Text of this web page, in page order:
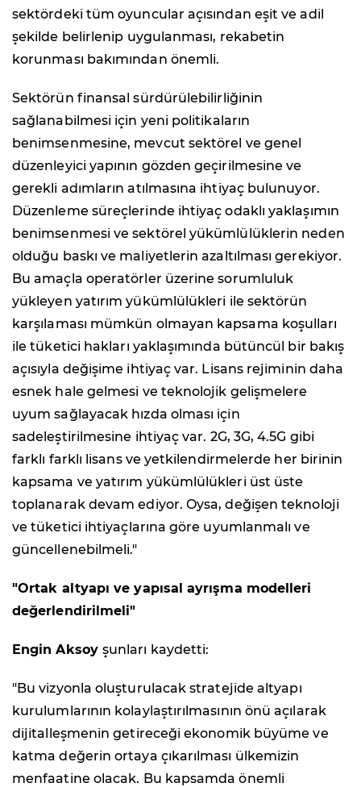
sektördeki tüm oyuncular açısından eşit ve adil
şekilde belirlenip uygulanması, rekabetin
korunması bakımından önemli.
Sektörün finansal sürdürülebilirliğinin
sağlanabilmesi için yeni politikaların
benimsenmesine, mevcut sektörel ve genel
düzenleyici yapının gözden geçirilmesine ve
gerekli adımların atılmasına ihtiyaç bulunuyor.
Düzenleme süreçlerinde ihtiyaç odaklı yaklaşımın
benimsenmesi ve sektörel yükümlülüklerin neden
olduğu baskı ve maliyetlerin azaltılması gerekiyor.
Bu amaçla operatörler üzerine sorumluluk
yükleyen yatırım yükümlülükleri ile sektörün
karşılaması mümkün olmayan kapsama koşulları
ile tüketici hakları yaklaşımında bütüncül bir bakış
açısıyla değişime ihtiyaç var. Lisans rejiminin daha
esnek hale gelmesi ve teknolojik gelişmelere
uyum sağlayacak hızda olması için
sadeleştirilmesine ihtiyaç var. 2G, 3G, 4.5G gibi
farklı farklı lisans ve yetkilendirmelerde her birinin
kapsama ve yatırım yükümlülükleri üst üste
toplanarak devam ediyor. Oysa, değişen teknoloji
ve tüketici ihtiyaçlarına göre uyumlanmalı ve
güncellenebilmeli."
"Ortak altyapı ve yapısal ayrışma modelleri
değerlendirilmeli"
Engin Aksoy şunları kaydetti:
"Bu vizyonla oluşturulacak stratejide altyapı
kurulumlarının kolaylaştırılmasının önü açılarak
dijitalleşmenin getireceği ekonomik büyüme ve
katma değerin ortaya çıkarılması ülkemizin
menfaatine olacak. Bu kapsamda önemli